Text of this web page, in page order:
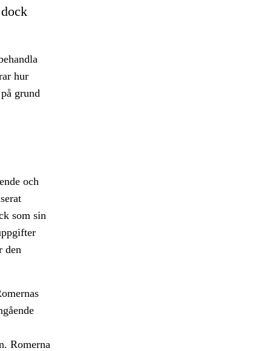
hur
grund
och
som sin
den
Romerna